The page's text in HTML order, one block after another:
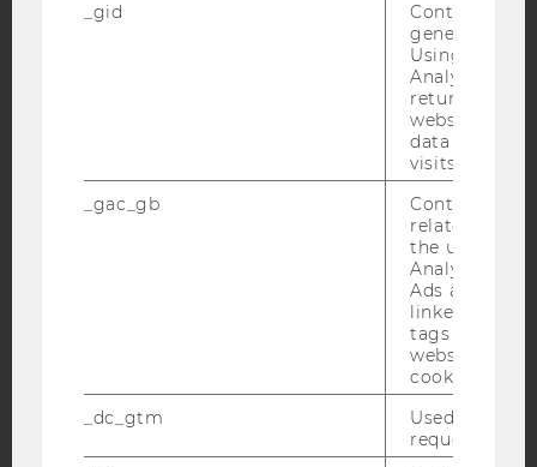
Blog
Bluesky
BARRIEREFREIHEITSERKLÄRUNG WEBSEITE
DATENSCHUTZERKLÄRUNG SOCIAL MEDIA
DATENSCHUTZERKLÄRUNG
STUDIENBEWERBER*INNEN UND STUDIERENDE
_gid
Contains a
generated
Using this
Analytics can
returning
website and
data from
visits.
_gac_gb
Contains
related
the user. If
Analytics and
Ads accounts
linked, the
tags on the
website read
cookie.
_dc_gtm
Used to
request rate.